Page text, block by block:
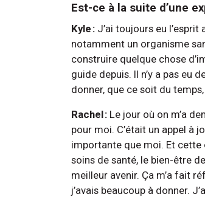
Est-ce à la suite d’une
Kyle : J’ai toujours eu
notamment un organisme
construire quelque chose
guide depuis. Il n’y a pas eu
donner, que ce soit du
Rachel : Le jour où on m’a
pour moi. C’était un appel à
importante que moi. Et cette
soins de santé, le bien-être
meilleur avenir. Ça m’a fait
j’avais beaucoup à donner.